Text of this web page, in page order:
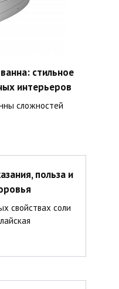
стильное
интерьеров
сложностей
польза и
свойствах соли